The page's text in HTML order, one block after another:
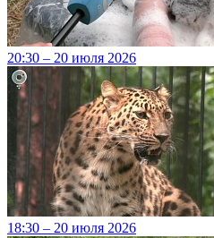
20:30 – 20 июля 2026
18:30 – 20 июля 2026